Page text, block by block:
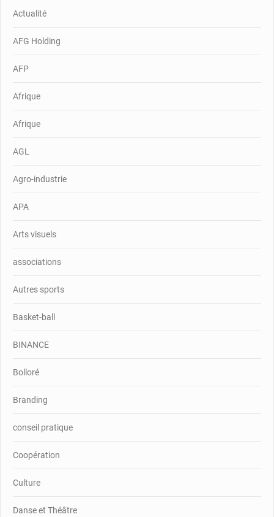
Actualité
AFG Holding
AFP
Afrique
Afrique
AGL
Agro-industrie
APA
Arts visuels
associations
Autres sports
Basket-ball
BINANCE
Bolloré
Branding
conseil pratique
Coopération
Culture
Danse et Théâtre